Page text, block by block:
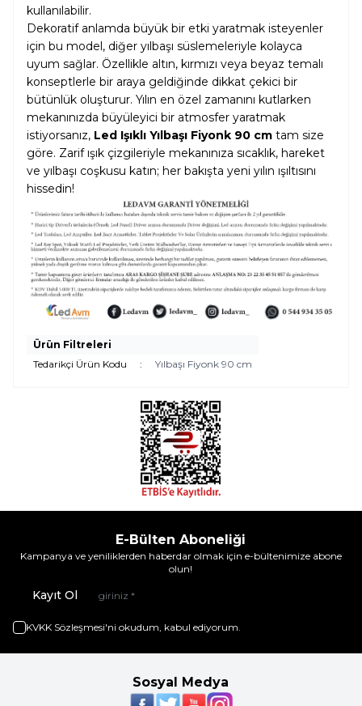
kullanılabilir.
Dekoratif anlamda büyük bir etki yaratmak isteyenler
için bu model, diğer yılbaşı süslemeleriyle kolayca
uyum sağlar. Özellikle altın, kırmızı veya beyaz temalı
konseptlerle bir araya geldiğinde dikkat çekici bir
bütünlük oluşturur. Yılın en özel zamanını kutlarken
mekanınızda büyüleyici bir atmosfer yaratmak
istiyorsanız, Led Işıklı Yılbaşı Fiyonk 90 cm tam size
göre. Zarif ışık çizgileriyle mekanınıza sıcaklık, hareket
ve yılbaşı coşkusu katın; her bakışta yeni yılın ışıltısını
hissedin!
Ürün Filtreleri
Tedarikçi Ürün Kodu
: Yılbaşı Fiyonk 90 cm
E-Bülten Aboneliği
Kampanya ve yeniliklerden haberdar olmak için e-bültenimize abone
olun!
Kayıt Ol
KVKK Sözleşmesi'ni okudum, kabul ediyorum.
Sosyal Medya